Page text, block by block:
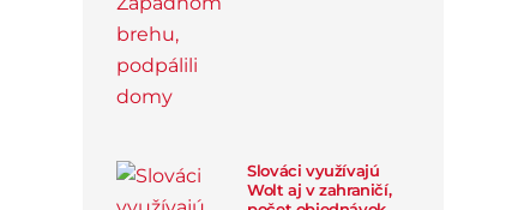
Slováci využívajú
Wolt aj v zahraničí,